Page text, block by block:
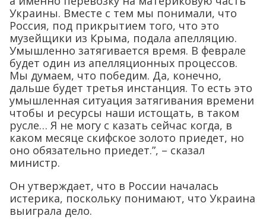
Украины. Вместе с тем мы понимали, что
Россия, под прикрытием того, что это
музейщики из Крыма, подала апелляцию.
Умышленно затягивается время. В феврале
будет один из апелляционных процессов.
Мы думаем, что победим. Да, конечно,
дальше будет третья инстанция. То есть это
умышленная ситуация затягивания времени
чтобы и ресурсы наши истощать, в таком
русле… Я не могу с казать сейчас когда, в
каком месяце скифское золото приедет, но
оно обязательно приедет.”, – сказал
министр.
Он утверждает, что в России началась
истерика, поскольку понимают, что Украина
выиграла дело.